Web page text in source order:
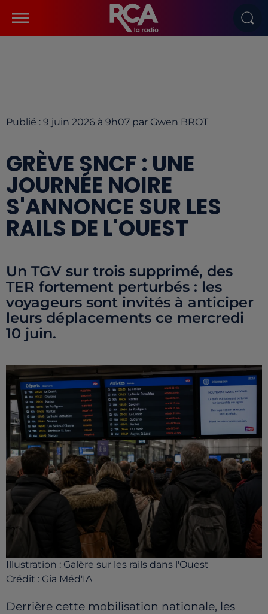
Publié : 9 juin 2026 à 9h07 par Gwen BROT
GRÈVE SNCF : UNE
JOURNÉE NOIRE
S'ANNONCE SUR LES
RAILS DE L'OUEST
Un TGV sur trois supprimé, des
TER fortement perturbés : les
voyageurs sont invités à anticiper
leurs déplacements ce mercredi
10 juin.
Illustration : Galère sur les rails dans l'Ouest
Crédit : Gia Méd'IA
Derrière cette mobilisation nationale, les